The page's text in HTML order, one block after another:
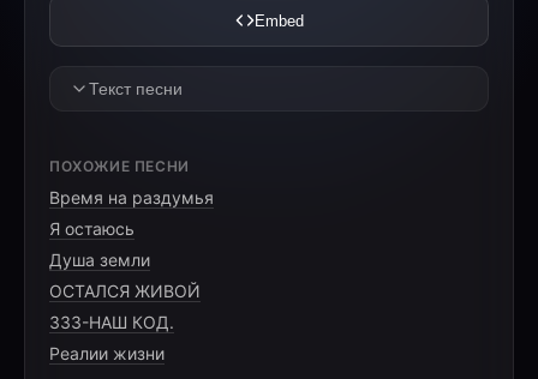
Embed
Текст песни
Твой дом всегда наполнен добрым светом,
Здесь каждый уголок теплом согрет.
Спасибо за заботу и советы,
ПОХОЖИЕ ПЕСНИ
Время на раздумья
Я остаюсь
Душа земли
ОСТАЛСЯ ЖИВОЙ
333-НАШ КОД.
Реалии жизни